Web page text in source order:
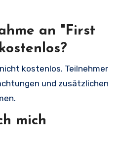
an "First
kostenlos. Teilnehmer
und zusätzlichen
mich